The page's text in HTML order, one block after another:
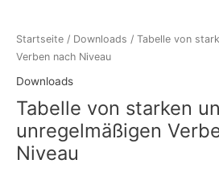
Startseite / Downloads / Tabelle von
Verben nach Niveau
Downloads
Tabelle von starken
unregelmäßigen
Niveau